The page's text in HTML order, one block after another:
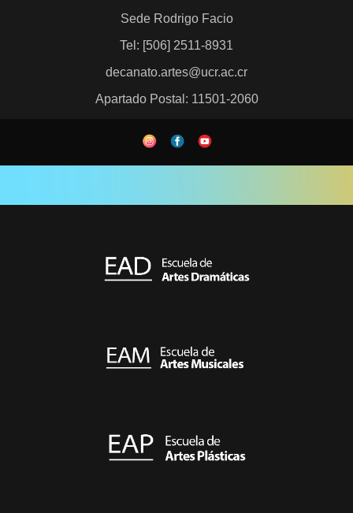
Sede Rodrigo Facio
Tel: [506] 2511-8931
decanato.artes@ucr.ac.cr
Apartado Postal: 11501-2060